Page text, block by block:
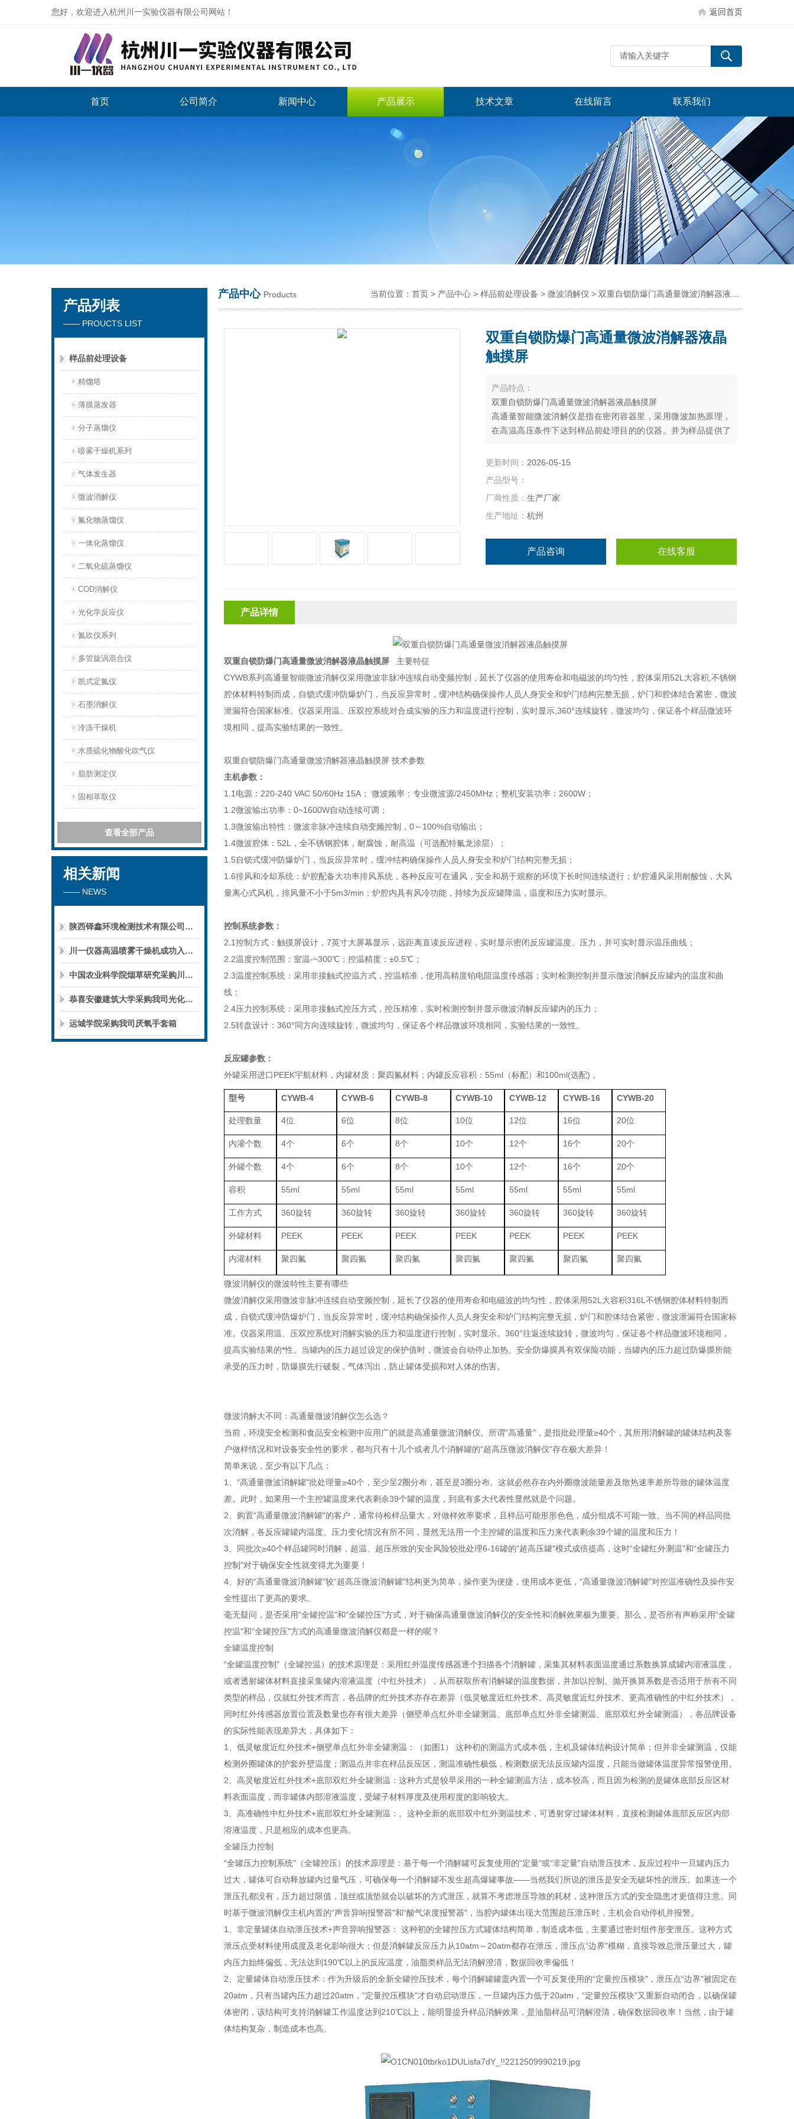
您好，欢迎进入杭州川一实验仪器有限公司网站！ 返回首页
杭州川一实验仪器有限公司
首页 公司简介 新闻中心 产品展示 技术文章 在线留言 联系我们
产品列表
—— PROUCTS LIST
样品前处理设备
精馏塔
薄膜蒸发器
分子蒸馏仪
喷雾干燥机系列
气体发生器
微波消解仪
氟化物蒸馏仪
一体化蒸馏仪
二氧化硫蒸馏仪
COD消解仪
光化学反应仪
氮吹仪系列
多管旋涡混合仪
凯式定氮仪
石墨消解仪
冷冻干燥机
水质硫化物酸化吹气仪
脂肪测定仪
固相萃取仪
查看全部产品
相关新闻
—— NEWS
陕西铎鑫环境检测技术有限公司采购我司全自动液液萃取仪
川一仪器高温喷雾干燥机成功入驻鄱阳职业学院，助力职业教育实训平台升级
中国农业科学院烟草研究采购川一仪器喷雾干燥机
恭喜安徽建筑大学采购我司光化学反应仪
运城学院采购我司厌氧手套箱
产品中心 Products 当前位置： 首页 > 产品中心 > 样品前处理设备 > 微波消解仪 > 双重自锁防爆门高通量微波消解器液晶触摸屏
双重自锁防爆门高通量微波消解器液晶
触摸屏
产品特点：
双重自锁防爆门高通量微波消解器液晶触摸屏
高通量智能微波消解仪是指在密闭容器里，采用微波加热原理，
在高温高压条件下达到样品前处理目的的仪器。并为样品提供了
护、疾病控制、质量监督、商品检验、科研院所等领域。
更新时间： 2026-05-15
产品型号：
厂商性质： 生产厂家
生产地址： 杭州
产品咨询 在线客服
产品详情
双重自锁防爆门高通量微波消解器液晶触摸屏 主要特征
CYWB系列高通量智能微波消解仪采用微波非脉冲连续自动变频控制，延长了仪器的使用寿命和电磁波的均匀性，腔体采用52L大容积,不锈钢
腔体材料特制而成，自锁式缓冲防爆炉门，当反应异常时，缓冲结构确保操作人员人身安全和炉门结构完整无损，炉门和腔体结合紧密，微波
泄漏符合国家标准。仪器采用温、压双控系统对合成实验的压力和温度进行控制，实时显示,360°连续旋转，微波均匀，保证各个样品微波环
境相同，提高实验结果的一致性。
双重自锁防爆门高通量微波消解器液晶触摸屏 技术参数
主机参数：
1.1电源：220-240 VAC 50/60Hz 15A； 微波频率：专业微波源/2450MHz；整机安装功率：2600W；
1.2微波输出功率：0~1600W自动连续可调；
1.3微波输出特性：微波非脉冲连续自动变频控制，0～100%自动输出；
1.4微波腔体：52L，全不锈钢腔体，耐腐蚀，耐高温（可选配特氟龙涂层）；
1.5自锁式缓冲防爆炉门，当反应异常时，缓冲结构确保操作人员人身安全和炉门结构完整无损；
1.6排风和冷却系统：炉腔配备大功率排风系统，各种反应可在通风，安全和易于观察的环境下长时间连续进行；炉腔通风采用耐酸蚀，大风
量离心式风机，排风量不小于5m3/min；炉腔内具有风冷功能，持续为反应罐降温，温度和压力实时显示。
控制系统参数：
2.1控制方式：触摸屏设计，7英寸大屏幕显示，远距离直读反应进程，实时显示密闭反应罐温度、压力，并可实时显示温压曲线；
2.2温度控制范围：室温-~300℃；控温精度：±0.5℃；
2.3温度控制系统：采用非接触式控温方式，控温精准，使用高精度铂电阻温度传感器；实时检测控制并显示微波消解反应罐内的温度和曲
线；
2.4压力控制系统：采用非接触式控压方式，控压精准，实时检测控制并显示微波消解反应罐内的压力；
2.5转盘设计：360°同方向连续旋转，微波均匀，保证各个样品微波环境相同，实验结果的一致性。
反应罐参数：
外罐采用进口PEEK宇航材料，内罐材质：聚四氟材料；内罐反应容积：55ml（标配）和100ml(选配) 。
型号 CYWB-4 CYWB-6 CYWB-8 CYWB-10 CYWB-12 CYWB-16 CYWB-20
处理数量 4位 6位 8位 10位 12位 16位 20位
内灌个数 4个 6个 8个 10个 12个 16个 20个
外罐个数 4个 6个 8个 10个 12个 16个 20个
容积 55ml 55ml 55ml 55ml 55ml 55ml 55ml
工作方式 360旋转 360旋转 360旋转 360旋转 360旋转 360旋转 360旋转
外罐材料 PEEK PEEK PEEK PEEK PEEK PEEK PEEK
内灌材料 聚四氟 聚四氟 聚四氟 聚四氟 聚四氟 聚四氟 聚四氟
微波消解仪的微波特性主要有哪些
微波消解仪采用微波非脉冲连续自动变频控制，延长了仪器的使用寿命和电磁波的均匀性，腔体采用52L大容积316L不锈钢腔体材料特制而
成，自锁式缓冲防爆炉门，当反应异常时，缓冲结构确保操作人员人身安全和炉门结构完整无损，炉门和腔体结合紧密，微波泄漏符合国家标
准。仪器采用温、压双控系统对消解实验的压力和温度进行控制，实时显示。360°往返连续旋转，微波均匀，保证各个样品微波环境相同，
提高实验结果的*性。当罐内的压力超过设定的保护值时，微波会自动停止加热。安全防爆膜具有双保险功能，当罐内的压力超过防爆膜所能
承受的压力时，防爆膜先行破裂，气体泻出，防止罐体受损和对人体的伤害。
微波消解大不同：高通量微波消解仪怎么选？
当前，环境安全检测和食品安全检测中应用广的就是高通量微波消解仪。所谓“高通量"，是指批处理量≥40个，其所用消解罐的罐体结构及客
户做样情况和对设备安全性的要求，都与只有十几个或者几个消解罐的“超高压微波消解仪"存在极大差异！
简单来说，至少有以下几点：
1、“高通量微波消解罐"批处理量≥40个，至少呈2圈分布，甚至是3圈分布。这就必然存在内外圈微波能量差及散热速率差所导致的罐体温度
差。此时，如果用一个主控罐温度来代表剩余39个罐的温度，到底有多大代表性显然就是个问题。
2、购置“高通量微波消解罐"的客户，通常待检样品量大，对做样效率要求，且样品可能形形色色，成分组成不可能一致。当不同的样品同批
次消解，各反应罐罐内温度、压力变化情况有所不同，显然无法用一个主控罐的温度和压力来代表剩余39个罐的温度和压力！
3、同批次≥40个样品罐同时消解，超温、超压所致的安全风险较批处理6-16罐的“超高压罐"模式成倍提高，这时“全罐红外测温"和“全罐压力
控制"对于确保安全性就变得尤为重要！
4、好的“高通量微波消解罐"较“超高压微波消解罐"结构更为简单，操作更为便捷，使用成本更低，“高通量微波消解罐"对控温准确性及操作安
全性提出了更高的要求。
毫无疑问，是否采用“全罐控温"和“全罐控压"方式，对于确保高通量微波消解仪的安全性和消解效果极为重要。那么，是否所有声称采用“全罐
控温"和“全罐控压"方式的高通量微波消解仪都是一样的呢？
全罐温度控制
“全罐温度控制"（全罐控温）的技术原理是：采用红外温度传感器逐个扫描各个消解罐，采集其材料表面温度通过系数换算成罐内溶液温度，
或者透射罐体材料直接采集罐内溶液温度（中红外技术），从而获取所有消解罐的温度数据，并加以控制。抛开换算系数是否适用于所有不同
类型的样品，仅就红外技术而言，各品牌的红外技术亦存在差异（低灵敏度近红外技术、高灵敏度近红外技术、更高准确性的中红外技术），
同时红外传感器放置位置及数量也存有很大差异（侧壁单点红外非全罐测温、底部单点红外非全罐测温、底部双红外全罐测温），各品牌设备
的实际性能表现差异大，具体如下：
1、低灵敏度近红外技术+侧壁单点红外非全罐测温：（如图1） 这种初的测温方式成本低，主机及罐体结构设计简单；但并非全罐测温，仅能
检测外圈罐体的护套外壁温度；测温点并非在样品反应区，测温准确性极低，检测数据无法反应罐内温度，只能当做罐体温度异常报警使用。
2、高灵敏度近红外技术+底部双红外全罐测温：这种方式是较早采用的一种全罐测温方法，成本较高，而且因为检测的是罐体底部反应区材
料表面温度，而非罐体内部溶液温度，受罐子材料厚度及使用程度的影响较大。
3、高准确性中红外技术+底部双红外全罐测温：。这种全新的底部双中红外测温技术，可透射穿过罐体材料，直接检测罐体底部反应区内部
溶液温度，只是相应的成本也更高。
全罐压力控制
“全罐压力控制系统"（全罐控压）的技术原理是：基于每一个消解罐可反复使用的“定量"或“非定量"自动泄压技术，反应过程中一旦罐内压力
过大，罐体可自动释放罐内过量气压，可确保每一个消解罐不发生超高爆罐事故——当然我们所说的泄压是安全无破坏性的泄压。如果连一个
泄压孔都没有，压力超过限值，顶丝或顶垫就会以破坏的方式泄压，就算不考虑泄压导致的耗材，这种泄压方式的安全隐患才更值得注意。同
时基于微波消解仪主机内置的“声音异响报警器"和“酸气浓度报警器"，当腔内罐体出现大范围超压泄压时，主机会自动停机并报警。
1、非定量罐体自动泄压技术+声音异响报警器： 这种初的全罐控压方式罐体结构简单，制造成本低，主要通过密封组件形变泄压。这种方式
泄压点受材料使用成度及老化影响很大；但是消解罐反应压力从10atm～20atm都存在泄压，泄压点“边界"模糊，直接导致总泄压量过大，罐
内压力始终偏低，无法达到190℃以上的反应温度，油脂类样品无法消解澄清，数据回收率偏低！
2、定量罐体自动泄压技术：作为升级后的全新全罐控压技术，每个消解罐罐盖内置一个可反复使用的“定量控压模块"，泄压点“边界"被固定在
20atm，只有当罐内压力超过20atm，“定量控压模块"才自动启动泄压，一旦罐内压力低于20atm，“定量控压模块"又重新自动闭合，以确保罐
体密闭，该结构可支持消解罐工作温度达到210℃以上，能明显提升样品消解效果，是油脂样品可消解澄清，确保数据回收率！当然，由于罐
体结构复杂，制造成本也高。